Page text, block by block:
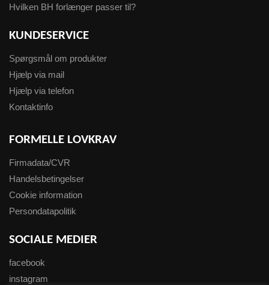
Hvilken BH forlænger passer til?
KUNDESERVICE
Spørgsmål om produkter
Hjælp via mail
Hjælp via telefon
Kontaktinfo
FORMELLE LOVKRAV
Firmadata/CVR
Handelsbetingelser
Cookie information
Persondatapolitik
SOCIALE MEDIER
facebook
instagram